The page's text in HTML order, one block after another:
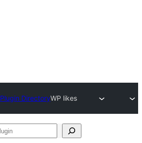
Plugin DirectoryWP likes